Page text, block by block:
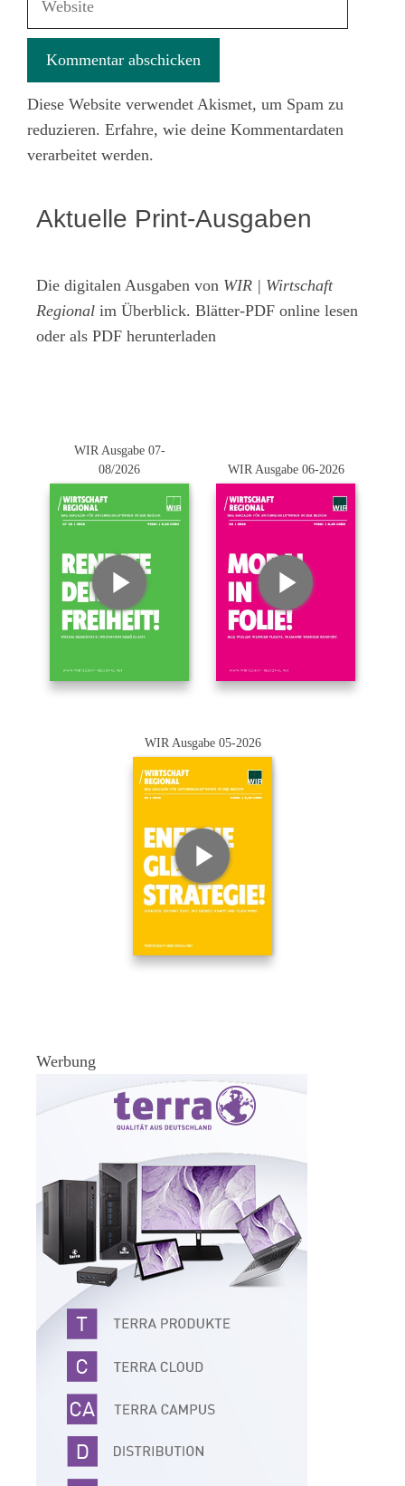
Diese Website verwendet Akismet, um Spam zu
reduzieren. Erfahre, wie deine Kommentardaten
verarbeitet werden.
Aktuelle Print-Ausgaben
Die digitalen Ausgaben von WIR | Wirtschaft
Regional im Überblick. Blätter-PDF online lesen
oder als PDF herunterladen
WIR Ausgabe 07-
08/2026
WIR Ausgabe 06-2026
WIR Ausgabe 05-2026
Werbung